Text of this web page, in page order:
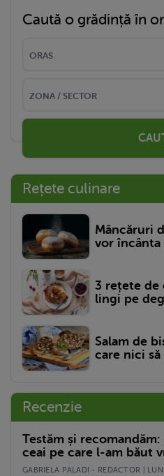
Caută o grădință în
Rețete culinare
Mâncăruri
vor
3 rețete de
lingi pe
Salam de
care nici
Recenzie
Testăm și
ceai pe care l-am băut
GABRIELA PALADI - REDACTOR |